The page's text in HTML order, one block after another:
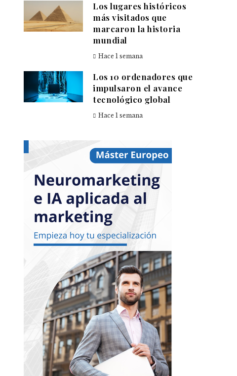
Los lugares históricos
más visitados que
marcaron la historia
mundial
Hace 1 semana
Los 10 ordenadores que
impulsaron el avance
tecnológico global
Hace 1 semana